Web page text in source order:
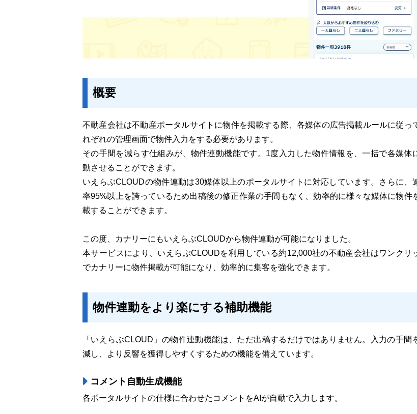
概要
不動産会社は不動産ポータルサイトに物件を掲載する際、各媒体の広告掲載ルールに従っ
れぞれの管理画面で物件入力をする必要があります。
その手間を減らす仕組みが、物件連動機能です。1度入力した物件情報を、一括で各媒体
動させることができます。
いえらぶCLOUDの物件連動は30媒体以上のポータルサイトに対応しています。さらに、
率95%以上を誇っているため出稿後の修正作業の手間もなく、効率的に様々な媒体に物件
載することができます。
この度、カナリーにもいえらぶCLOUDから物件連動が可能になりました。
本サービスにより、いえらぶCLOUDを利用している約12,000社の不動産会社はワンクリ
でカナリーに物件掲載が可能になり、効率的に集客を強化できます。
物件連動をより楽にする補助機能
「いえらぶCLOUD」の物件連動機能は、ただ出稿するだけではありません。入力の手間
減し、より反響を獲得しやすくするための機能を備えています。
コメント自動生成機能
各ポータルサイトの仕様に合わせたコメントをAIが自動で入力します。